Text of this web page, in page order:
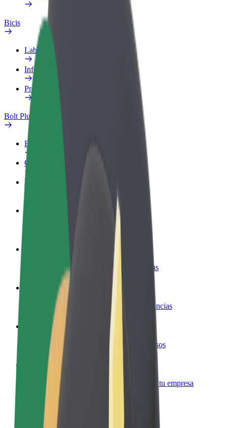
Bicis
Laboratorio de seguridad
Informar de un problema
Preguntas frecuentes
Bolt Plus
Beneficios
Cómo unirse
Preguntas frecuentes
Gana dinero colaborando con Bolt
Reparte comida y cobra todas las semanas
Añadir un restaurante o tienda
Llega a más clientes y maximiza tus ganancias
Registrarse como propietario de flota
Añade tu flota a Bolt y potencia tus ingresos
Bolt para empresas
Productos y servicios de Bolt adaptados a tu empresa